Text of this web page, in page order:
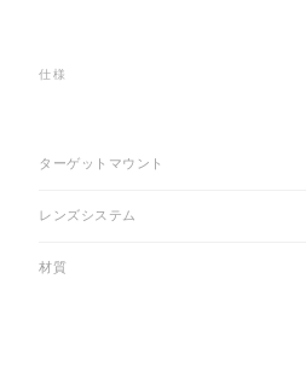
仕様
ターゲットマウント
レンズシステム
材質